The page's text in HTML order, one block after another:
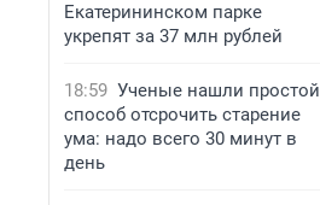
Екатерининском парке
укрепят за 37 млн рублей
18:59 Ученые нашли простой
способ отсрочить старение
ума: надо всего 30 минут в
день